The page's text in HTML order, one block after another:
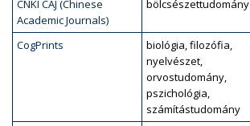
CNKI CAJ (Chinese
Academic Journals)
bölcsészettudomány
CogPrints
biológia, filozófia,
nyelvészet,
orvostudomány,
pszichológia,
számítástudomány